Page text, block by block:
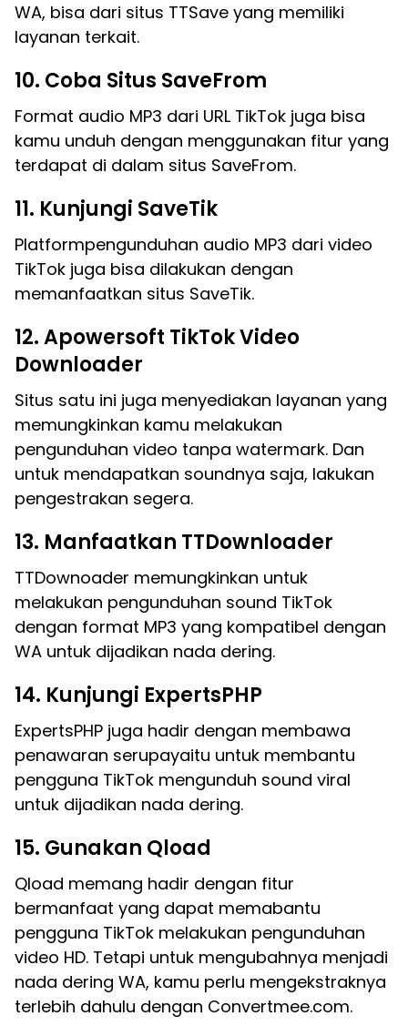
WA, bisa dari situs TTSave yang memiliki
layanan terkait.
10. Coba Situs SaveFrom
Format audio MP3 dari URL TikTok juga bisa
kamu unduh dengan menggunakan fitur yang
terdapat di dalam situs SaveFrom.
11. Kunjungi SaveTik
Platformpengunduhan audio MP3 dari video
TikTok juga bisa dilakukan dengan
memanfaatkan situs SaveTik.
12. Apowersoft TikTok Video
Downloader
Situs satu ini juga menyediakan layanan yang
memungkinkan kamu melakukan
pengunduhan video tanpa watermark. Dan
untuk mendapatkan soundnya saja, lakukan
pengestrakan segera.
13. Manfaatkan TTDownloader
TTDownoader memungkinkan untuk
melakukan pengunduhan sound TikTok
dengan format MP3 yang kompatibel dengan
WA untuk dijadikan nada dering.
14. Kunjungi ExpertsPHP
ExpertsPHP juga hadir dengan membawa
penawaran serupayaitu untuk membantu
pengguna TikTok mengunduh sound viral
untuk dijadikan nada dering.
15. Gunakan Qload
Qload memang hadir dengan fitur
bermanfaat yang dapat memabantu
pengguna TikTok melakukan pengunduhan
video HD. Tetapi untuk mengubahnya menjadi
nada dering WA, kamu perlu mengekstraknya
terlebih dahulu dengan Convertmee.com.